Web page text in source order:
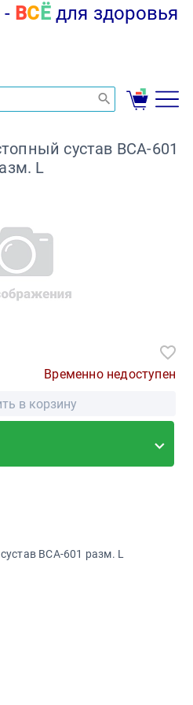
ВС Ёдля здоровья
сустав BCA-601
L
Временно недоступен
в корзину
BCA-601 разм. L